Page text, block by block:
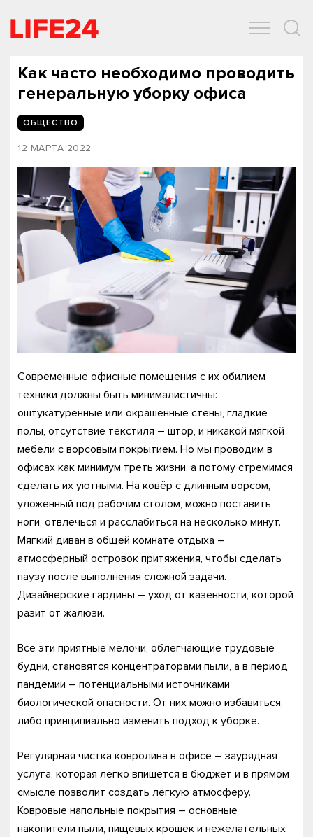
Как часто необходимо проводить
генеральную уборку офиса
ОБЩЕСТВО
12 МАРТА 2022
Современные офисные помещения с их обилием
техники должны быть минималистичны:
оштукатуренные или окрашенные стены, гладкие
полы, отсутствие текстиля – штор, и никакой мягкой
мебели с ворсовым покрытием. Но мы проводим в
офисах как минимум треть жизни, а потому стремимся
сделать их уютными. На ковёр с длинным ворсом,
уложенный под рабочим столом, можно поставить
ноги, отвлечься и расслабиться на несколько минут.
Мягкий диван в общей комнате отдыха –
атмосферный островок притяжения, чтобы сделать
паузу после выполнения сложной задачи.
Дизайнерские гардины – уход от казённости, которой
разит от жалюзи.
Все эти приятные мелочи, облегчающие трудовые
будни, становятся концентраторами пыли, а в период
пандемии – потенциальными источниками
биологической опасности. От них можно избавиться,
либо принципиально изменить подход к уборке.
Регулярная чистка ковролина в офисе – заурядная
услуга, которая легко впишется в бюджет и в прямом
смысле позволит создать лёгкую атмосферу.
Ковровые напольные покрытия – основные
накопители пыли, пищевых крошек и нежелательных